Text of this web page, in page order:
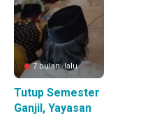
7 bulan lalu
Tutup Semester
Ganjil, Yayasan